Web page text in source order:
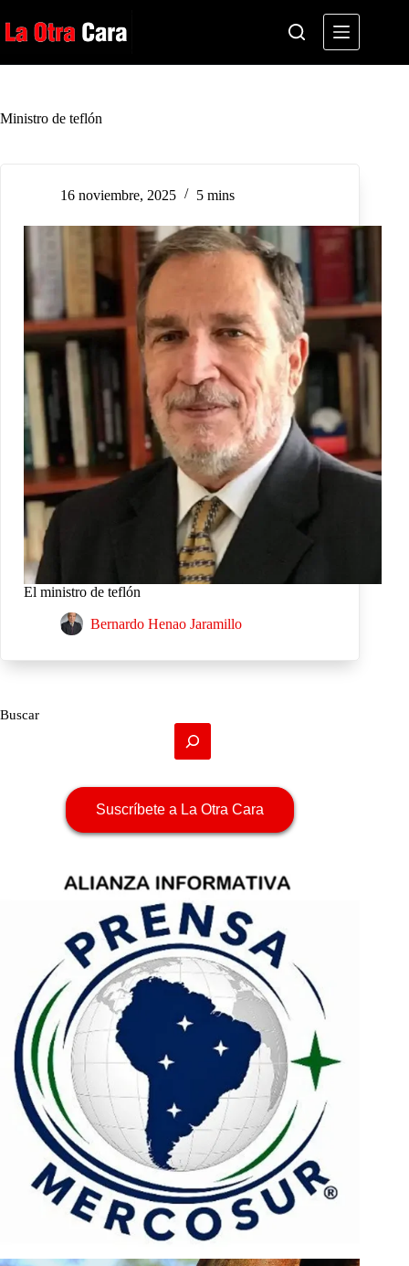
al
contenido
Ministro de teflón
16 noviembre, 2025 5 mins
El ministro de teflón
Bernardo Henao Jaramillo
Buscar
Suscríbete a La Otra Cara